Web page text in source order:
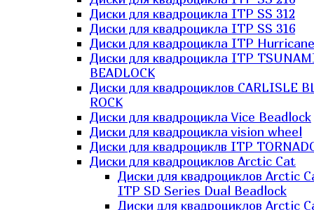
Диски для квадроцикла ITP SS 312
Диски для квадроцикла ITP SS 316
Диски для квадроцикла ITP Hurricane
Диски для квадроцикла ITP
BEADLOCK
Диски для квадроциклов CARLISLE
ROCK
Диски для квадроцикла Vice Beadlock
Диски для квадроцикла vision wheel
Диски для квадроциклв ITP
Диски для квадроциклов Arctic Cat
Диски для квадроциклов Arctic
ITP SD Series Dual Beadlock
Диски для квадроциклов Arctic